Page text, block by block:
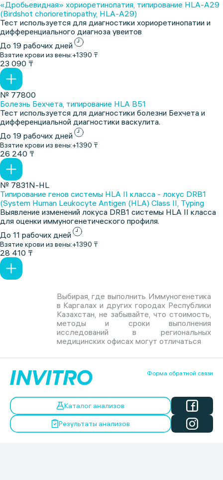
«Дробьевидная» хориоретинопатия, типирование HLA-A29
(Birdshot chorioretinopathy, HLA-A29)
Тест используется для диагностики хориоретинопатии и
дифференциального диагноза увеитов
До 19 рабочих дней
Взятие крови из вены:+1390 ₸
23 090 ₸
№ 77800
Болезнь Бехчета, типирование HLA B51
Тест используется для диагностики болезни Бехчета и
дифференциальной диагностики васкулита.
До 19 рабочих дней
Взятие крови из вены:+1390 ₸
26 240 ₸
№ 7831N-HL
Типирование генов системы HLA II класса - локус DRB1
(System Human Leukocyte Antigen (HLA) Class II, Typing
Выявление изменений локуса DRB1 системы HLA II класса
для оценки иммуногенетического профиля.
До 11 рабочих дней
Взятие крови из вены:+1390 ₸
28 410 ₸
Выбирая, где выполнить Иммуногенетика
в Каргалах и других городах Республики
Казахстан, не забывайте, что стоимость,
методы и сроки выполнения
исследований в региональных
медицинских офисах могут отличаться
Форма обратной связи
Каталог анализов
Результаты анализов